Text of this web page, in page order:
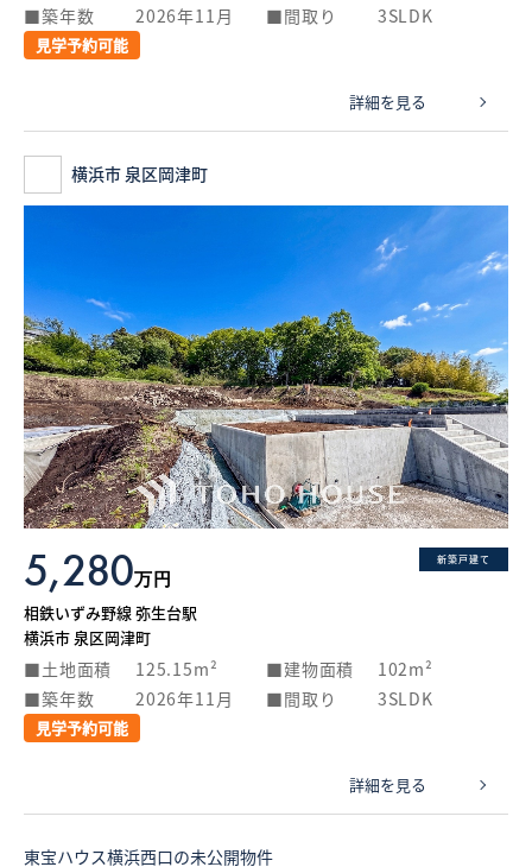
築年数
2026年11月 間取り 3SLDK
見学予約可能
詳細を見る
横浜市 泉区岡津町
新築戸建て
5,280万円
相鉄いずみ野線 弥生台駅
横浜市 泉区岡津町
土地面積 125.15m² 建物面積
102m²
築年数
2026年11月 間取り 3SLDK
見学予約可能
詳細を見る
東宝ハウス横浜西口の未公開物件